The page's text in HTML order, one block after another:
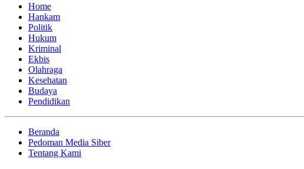
Home
Hankam
Politik
Hukum
Kriminal
Ekbis
Olahraga
Kesehatan
Budaya
Pendidikan
Beranda
Pedoman Media Siber
Tentang Kami